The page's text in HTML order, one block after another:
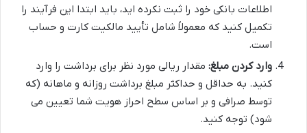
اطلاعات بانکی خود را ثبت نکرده اید، باید ابتدا این فرآیند را
تکمیل کنید که معمولاً شامل تأیید مالکیت کارت و حساب
است.
وارد کردن مبلغ: مقدار ریالی مورد نظر برای برداشت را وارد
کنید. به حداقل و حداکثر مبلغ برداشت روزانه و ماهانه (که
توسط صرافی و بر اساس سطح احراز هویت شما تعیین می
شود) توجه کنید.